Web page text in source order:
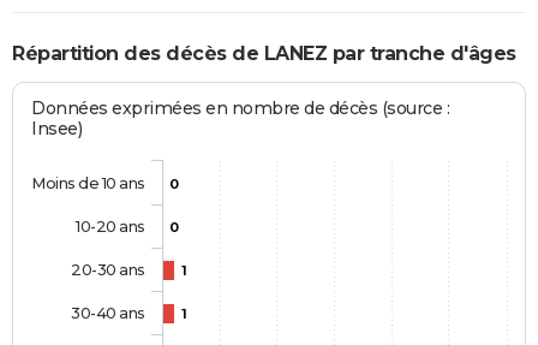
Répartition des décès de LANEZ par tranche d'âges
Données exprimées en nombre de décès (source :
Insee)
0
0
1
1
Moins de 10 ans
10-20 ans
20-30 ans
30-40 ans